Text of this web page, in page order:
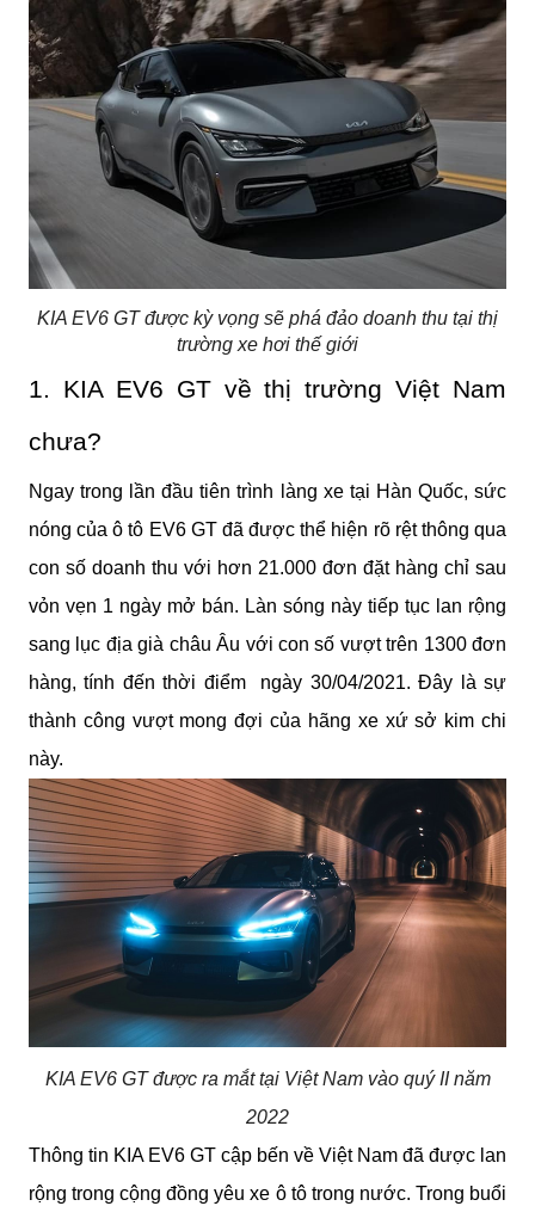
KIA EV6 GT được kỳ vọng sẽ phá đảo doanh thu tại thị
trường xe hơi thế giới
1. KIA EV6 GT về thị trường Việt Nam
chưa?
Ngay trong lần đầu tiên trình làng xe tại Hàn Quốc, sức
nóng của ô tô EV6 GT đã được thể hiện rõ rệt thông qua
con số doanh thu với hơn 21.000 đơn đặt hàng chỉ sau
vỏn vẹn 1 ngày mở bán. Làn sóng này tiếp tục lan rộng
sang lục địa già châu Âu với con số vượt trên 1300 đơn
hàng, tính đến thời điểm  ngày 30/04/2021. Đây là sự
thành công vượt mong đợi của hãng xe xứ sở kim chi
này.
KIA EV6 GT được ra mắt tại Việt Nam vào quý II năm
2022
Thông tin KIA EV6 GT cập bến về Việt Nam đã được lan
rộng trong cộng đồng yêu xe ô tô trong nước. Trong buổi